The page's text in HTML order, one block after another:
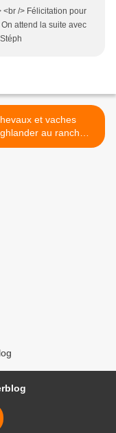
<br /> Félicitation pour
attend la suite avec
et vaches
au ranch
Meyerhof en Alsace >